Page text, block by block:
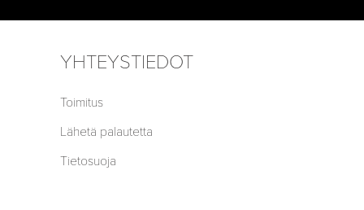
YHTEYSTIEDOT
Toimitus
Lähetä palautetta
Tietosuoja